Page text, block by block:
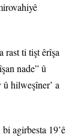
rast ti tişt êrîşa
nade” û
hilweşîner’ a
agirbesta 19’ê